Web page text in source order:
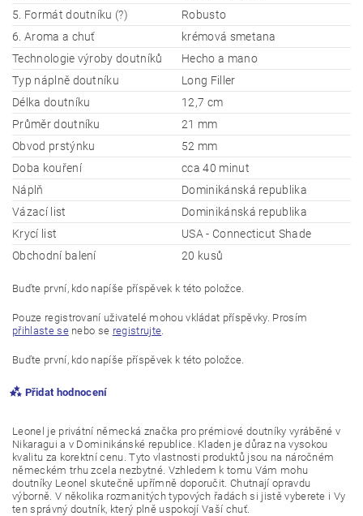
5. Formát doutníku (?)
Robusto
6. Aroma a chuť
krémová smetana
Technologie výroby doutníků
Hecho a mano
Typ náplně doutníku
Long Filler
Délka doutníku
12,7 cm
Průměr doutníku
21 mm
Obvod prstýnku
52 mm
Doba kouření
cca 40 minut
Náplň
Dominikánská republika
Vázací list
Dominikánská republika
Krycí list
USA - Connecticut Shade
Obchodní balení
20 kusů
Buďte první, kdo napíše příspěvek k této položce.
Pouze registrovaní uživatelé mohou vkládat příspěvky. Prosím
přihlaste senebo se registrujte
Buďte první, kdo napíše příspěvek k této položce.
Přidat hodnocení
Leonel je privátní německá značka pro prémiové doutníky vyráběné v
Nikaragui a v Dominikánské republice. Kladen je důraz na vysokou
kvalitu za korektní cenu. Tyto vlastnosti produktů jsou na náročném
německém trhu zcela nezbytné. Vzhledem k tomu Vám mohu
doutníky Leonel skutečně upřímně doporučit. Chutnají opravdu
výborně. V několika rozmanitých typových řadách si jistě vyberete i Vy
ten správný doutník, který plně uspokojí Vaší chuť.